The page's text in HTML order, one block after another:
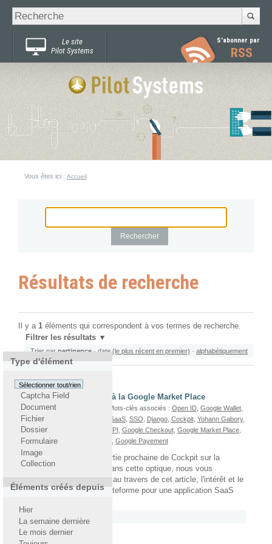
Chercher par
Recherche
avancée…
Le site
Pilot Systems
S'abonner par
RSS
Vous êtes ici : Accueil
Résultats de recherche
Il y a 1 éléments qui correspondent à vos termes de recherche.
Filtrer les résultats
Type d'élément
Sélectionner tout/rien
Captcha Field
Document
Fichier
Dossier
Formulaire
Image
Collection
Éléments créés depuis
Hier
La semaine dernière
Le mois dernier
Trier par pertinence · date (le plus récent en premier) · alphabétiquement
Intégration de Cockpit à la Google Market Place
ParJoseph Rozencwajg — Mots-clés associés : Open ID, Google Wallet,
Joseph Rozencwajg
SaaS, SSO Django, Cockpit, Yohann Gabory,
Google Apps For Business
API Google Checkout, Google Market Place,
Cockpit Mailing
Google Payement
Nous envisageons la sortie prochaine de Cockpit sur la
Google Market Place. Dans cette optique, nous vous
proposons de présenter, au travers de cet article, l'intérêt et le
fonctionnement de la plateforme pour une application SaaS
Rattaché à 2011